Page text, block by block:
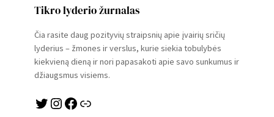
Tikro lyderio žurnalas
Čia rasite daug pozityvių straipsnių apie įvairių sričių
lyderius – žmones ir verslus, kurie siekia tobulybės
kiekvieną dieną ir nori papasakoti apie savo sunkumus ir
džiaugsmus visiems.
Twitter Instagram Facebook Link